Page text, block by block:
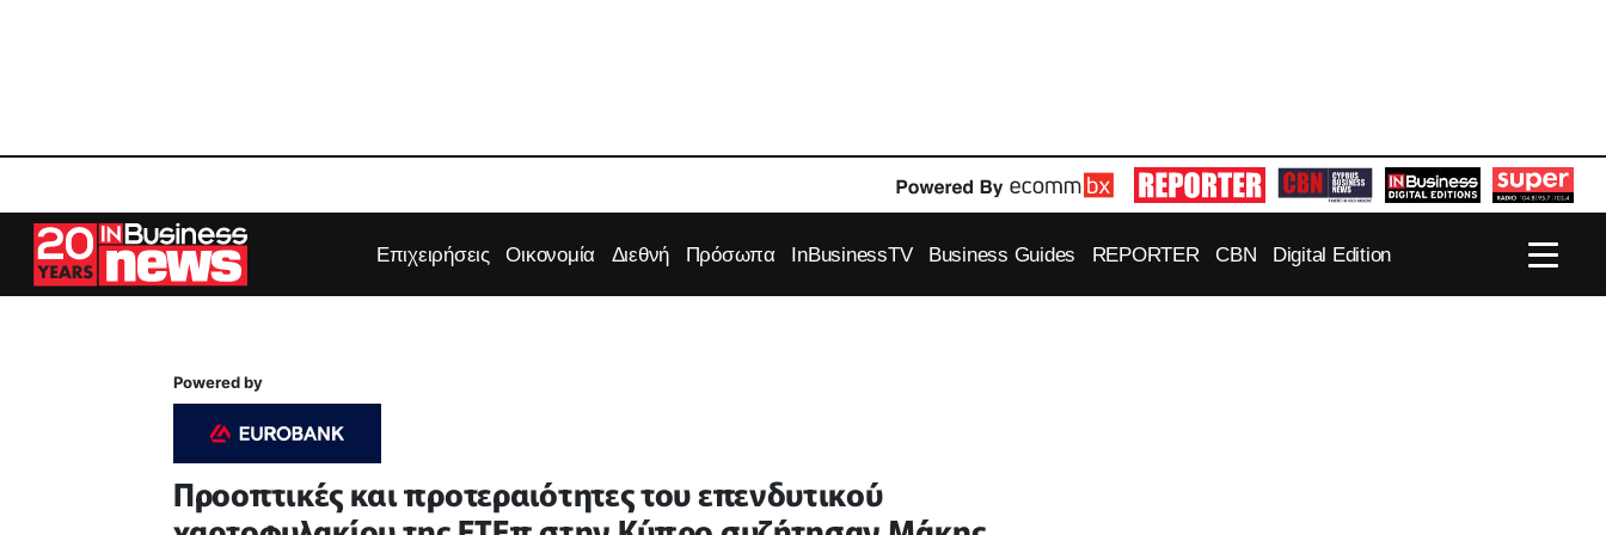
Επιχειρήσεις Οικονομία Διεθνή Πρόσωπα InBusinessTV Business Guides REPORTER CBN Digital Edition
Powered by
Προοπτικές και προτεραιότητες του επενδυτικού